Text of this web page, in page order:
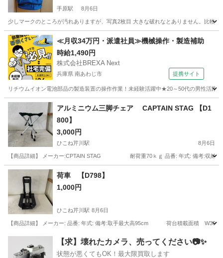
手原駅 8月6日
少しマークのところが汚れありますが、写真2枚目 大きな破れなとありません。比較
滋賀 栗東市 手原駅 野球 PUMA
≪月収34万円・派遣社員≫機械操作・製造補助
時給1,490円
株式会社BREXA Next
兵庫県 南あわじ市 提携サイト
リチウムイオン電池部品の製造装置の操作作業！未経験活躍中★20～50代の男性活
兵庫 南あわじ市 その他
アルミニウム三脚チェア CAPTAIN STAG 【D1
800】
3,000円
ひこね芹川駅 8月6日
【商品詳細】 メーカー:CPTAIN STAG 耐荷重70ｋｇ 品番: 年式: 備考:収納袋付
滋賀 彦根市 ひこね芹川駅
荷車 【D798】
1,000円
ひこね芹川駅 8月6日
【商品詳細】 メーカー: 品番: 年式: 備考:取手最大高95cm 荷台積載面積
ひこね芹川駅 その他 荷車
【求】壊れたカメラ、売ってください📷✨
状態が悪くてもOK！最大限買取します